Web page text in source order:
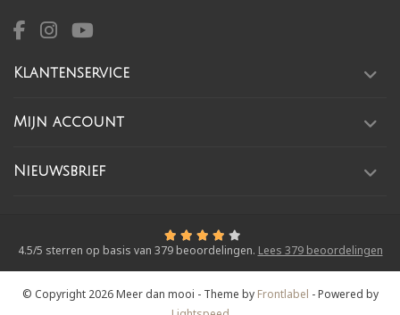
Klantenservice
Mijn account
Nieuwsbrief
4.5/5 sterren op basis van 379beoordelingen. Lees 379 beoordelingen
© Copyright 2026 Meer dan mooi - Theme by Frontlabel - Powered by